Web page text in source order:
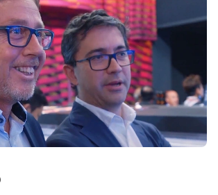
ekspertem PrintOS
linkedInfacebook
twitteryoutube